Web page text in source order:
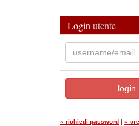
Login utente
» richiedi password | »